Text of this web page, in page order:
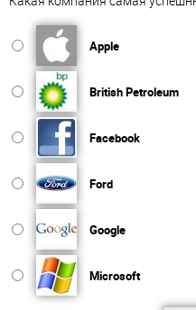
Apple
British Petroleum
Facebook
Ford
Google
Microsoft